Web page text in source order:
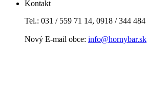
Kontakt
Tel.: 031 / 559 71 14, 0918 / 344 484
Nový E-mail obce: info@hornybar.sk